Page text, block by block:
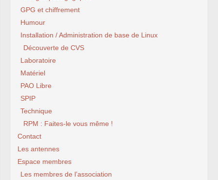
GPG et chiffrement
Humour
Installation / Administration de base de Linux
Découverte de CVS
Laboratoire
Matériel
PAO Libre
SPIP
Technique
RPM : Faites-le vous même !
Contact
Les antennes
Espace membres
Les membres de l’association